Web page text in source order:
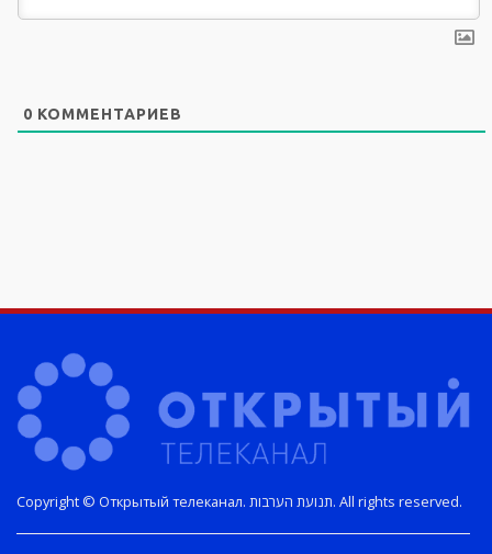
0 КОММЕНТАРИЕВ
Copyright © Открытый телеканал. תנועת הערבות. All rights reserved.